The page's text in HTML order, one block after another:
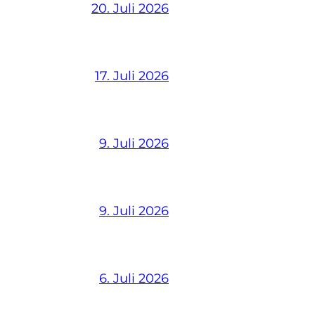
20. Juli 2026
17. Juli 2026
9. Juli 2026
9. Juli 2026
6. Juli 2026